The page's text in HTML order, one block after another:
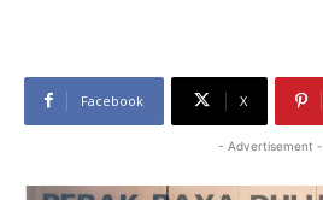
Facebook X
- Advertisement -